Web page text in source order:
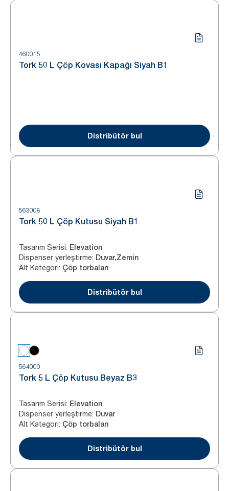
460015
Tork 50 L Çöp Kovası Kapağı Siyah B1
Distribütör bul
563008
Tork 50 L Çöp Kutusu Siyah B1
Tasarım Serisi: Elevation
Dispenser yerleştirme: Duvar,Zemin
Alt Kategori: Çöp torbaları
Distribütör bul
564000
Tork 5 L Çöp Kutusu Beyaz B3
Tasarım Serisi: Elevation
Dispenser yerleştirme: Duvar
Alt Kategori: Çöp torbaları
Distribütör bul